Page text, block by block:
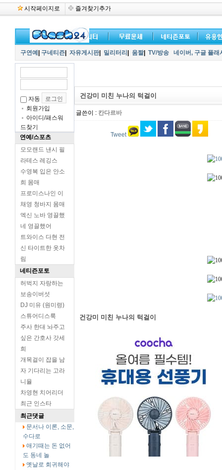
시작페이지로 즐겨찾기추가
구연예 구네티즌 자유게시판| 밀리터리 움짤| TV/방송 네이버, 구글 플
자동
회원가입
아이디/패스워
드찾기
연예/스포츠
모모랜드 낸시 필
라테스 레깅스
수영복 입은 안소
희 몸매
프로미스나인 이
채영 청바지 몸매
엑신 노바 영끌했
네 영끌했어
트와이스 다현 전
신 타이트한 옷차
림
네티즌포토
허벅지 자랑하는
보송이버섯
DJ 미유 (원미령)
스튜어디스룩
주사 한대 놔주고
싶은 간호사 갓세
희
개목걸이 잡을 남
자 기다리는 고라
니율
차영현 치어리더
최근 인스타
최근댓글
문서나 이론, 소문,
수다로
애기때는 돈 없어
도 동네 놀
옛날로 회귀해야
건강미 미친 누나의 턱걸이
글쓴이 : 칸다르바
Tweet
건강미 미친 누나의 턱걸이